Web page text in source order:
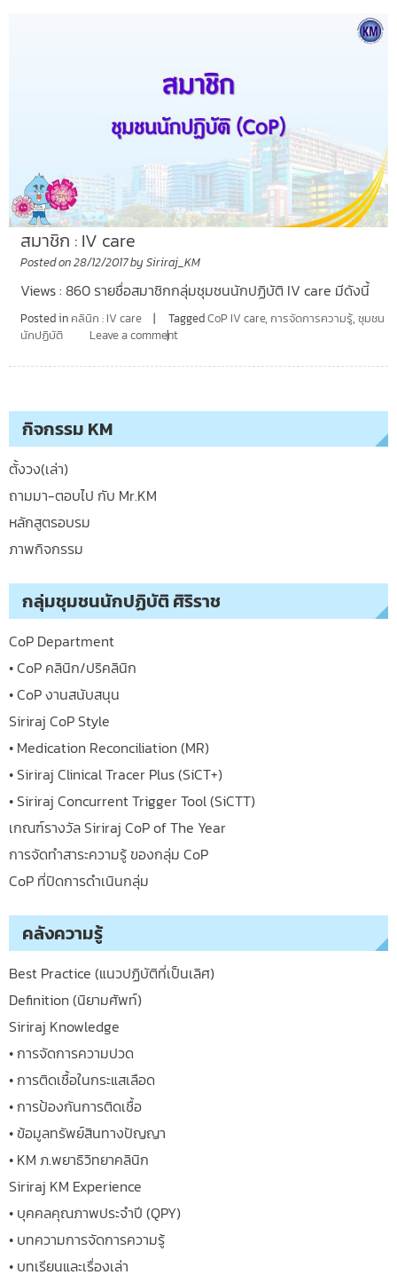
สมาชิก : IV care
Posted on28/12/2017by Siriraj_KM
Views : 860 รายชื่อสมาชิกกลุ่มชุมชนนักปฏิบัติ IV care มีดังนี้
Posted in คลินิก : IV care TaggedCoP IV care, การจัดการความรู้, ชุมชน
นักปฏิบัติ
Leave a comment
กิจกรรม KM
ตั้งวง(เล่า)
ถามมา-ตอบไป กับ Mr.KM
หลักสูตรอบรม
ภาพกิจกรรม
กลุ่มชุมชนนักปฏิบัติ ศิริราช
CoP Department
• CoP คลินิก/ปริคลินิก
• CoP งานสนับสนุน
Siriraj CoP Style
• Medication Reconciliation (MR)
• Siriraj Clinical Tracer Plus (SiCT+)
• Siriraj Concurrent Trigger Tool (SiCTT)
เกณฑ์รางวัล Siriraj CoP of The Year
การจัดทำสาระความรู้ ของกลุ่ม CoP
CoP ที่ปิดการดำเนินกลุ่ม
คลังความรู้
Best Practice (แนวปฏิบัติที่เป็นเลิศ)
Definition (นิยามศัพท์)
Siriraj Knowledge
• การจัดการความปวด
• การติดเชื้อในกระแสเลือด
• การป้องกันการติดเชื้อ
• ข้อมูลทรัพย์สินทางปัญญา
• KM ภ.พยาธิวิทยาคลินิก
Siriraj KM Experience
• บุคคลคุณภาพประจำปี (QPY)
• บทความการจัดการความรู้
• บทเรียนและเรื่องเล่า